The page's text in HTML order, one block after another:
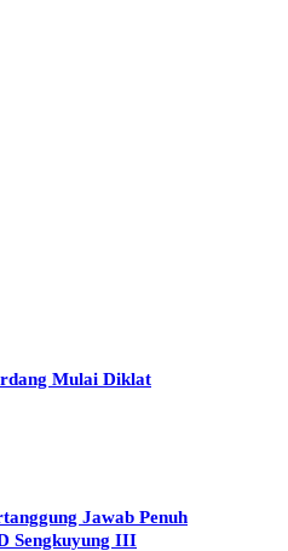
Mulai Diklat
Jawab Penuh
Sengkuyung III